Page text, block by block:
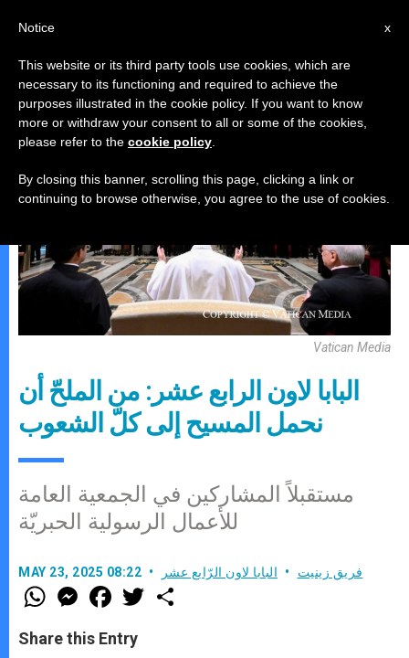
البابا لاون الرّابع عشر
Vatican Media
البابا لاون الرابع عشر: من الملحّ أن
نحمل المسيح إلى كلّ الشعوب
مستقبلاً المشاركين في الجمعية العامة
للأعمال الرسولية الحبريّة
MAY 23, 2025 08:22 فريق زينيت البابا لاون الرّابع عشر
W
h
t
s
M
e
s
e
F
a
e
b
w
Share this Entry
x
Notice
This website or its third party tools use cookies, which are
necessary to its functioning and required to achieve the
purposes illustrated in the cookie policy. If you want to know
more or withdraw your consent to all or some of the cookies,
please refer to the cookie policy
By closing this banner, scrolling this page, clicking a link or
continuing to browse otherwise, you agree to the use of cookies.